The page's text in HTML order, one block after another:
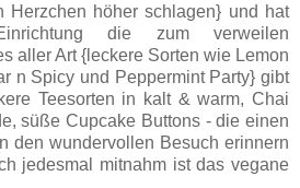
Herzchen höher schlagen} und hat
die zum verweilen
aller Art {leckere Sorten wie Lemon
n Spicy und Peppermint Party} gibt
Teesorten in kalt & warm, Chai
süße Cupcake Buttons - die einen
den wundervollen Besuch erinnern
jedesmal mitnahm ist das vegane